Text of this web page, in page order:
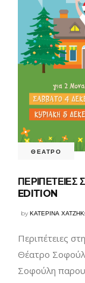
ΘΕΑΤΡΟ
EDITION
byΚΑΤΕΡΙΝΑ
Περιπέτειες
Θέατρο
Σοφούλη